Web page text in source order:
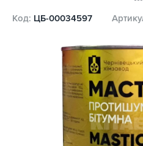
Код: ЦБ-00034597